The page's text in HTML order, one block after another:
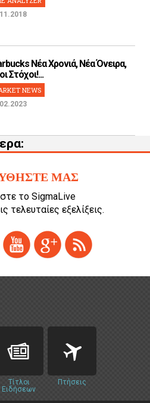
Νέα Χρονιά, Νέα Όνειρα,
Στόχοι!...
NEWS
ΜΑΣ
το SigmaLive
τελευταίες εξελίξεις.
Τίτλοι
Ειδήσεων
Πτήσεις